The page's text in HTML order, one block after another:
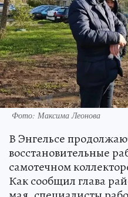
Фото: Максима Леонова
В Энгельсе
восстановительные
самотечном
Как сообщил глава